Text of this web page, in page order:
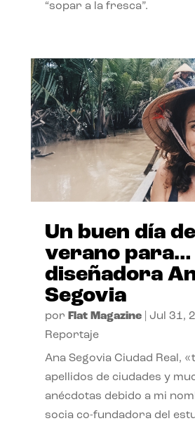
“sopar a la fresca”.
Un buen día de
verano para…
diseñadora
Segovia
por Flat Magazine| Jul 31,
Reportaje
Ana Segovia Ciudad Real,
apellidos de ciudades y
anécdotas debido a mi
socia co-fundadora del